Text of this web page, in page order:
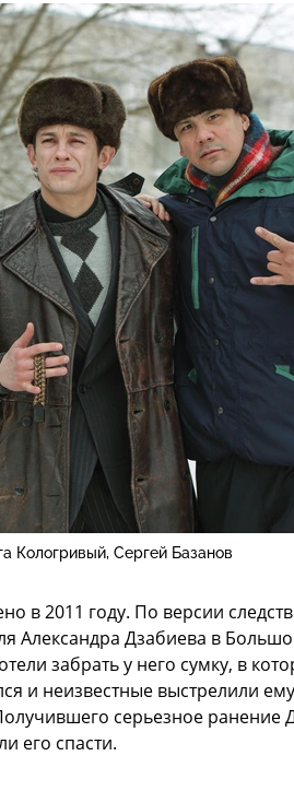
Кологривый, Сергей Базанов
в 2011 году. По версии
Александра Дзабиева в
забрать у него сумку, в
и неизвестные выстрелили
серьезное ранение
его спасти.